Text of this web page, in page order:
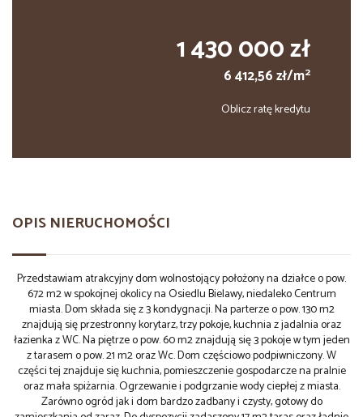
1 430 000 zł
6 412,56 zł/m2
Oblicz ratę kredytu
OPIS NIERUCHOMOŚCI
Przedstawiam atrakcyjny dom wolnostojący położony na działce o pow.
672 m2 w spokojnej okolicy na Osiedlu Bielawy, niedaleko Centrum
miasta.Dom składa się z 3 kondygnacji.Na parterze o pow. 130 m2
znajdują się przestronny korytarz, trzy pokoje, kuchnia z jadalnia oraz
łazienka z WC.Na piętrze o pow. 60 m2 znajdują się 3 pokoje w tym jeden
z tarasem o pow. 21 m2 oraz Wc. Dom częściowo podpiwniczony. W
części tej znajduje się kuchnia, pomieszczenie gospodarcze na pralnie
oraz mała spiżarnia. Ogrzewanie i podgrzanie wody ciepłej z miasta.
Zarówno ogród jak i dom bardzo zadbany i czysty, gotowy do